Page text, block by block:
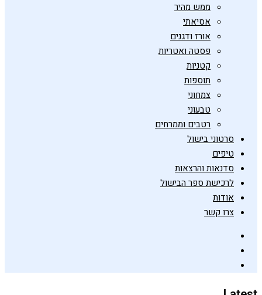
ממש מהיר
אסיאתי
אורז ודגנים
פסטה ואטריות
קטניות
תוספות
צמחוני
טבעוני
רטבים וממרחים
סרטוני בישול
טיפים
סדנאות והרצאות
לרכישת ספר הבישול
אודות
צרו קשר